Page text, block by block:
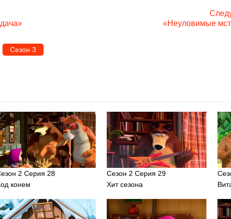
«Неуловимые
Сезон 3
2 Серия 28
конем
Сезон 2 Серия 29
Хит сезона